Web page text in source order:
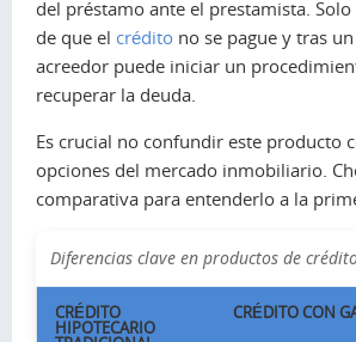
del préstamo ante el prestamista.
de que el crédito no se pague y tras
acreedor puede iniciar un
recuperar la deuda.
Es crucial no confundir este producto
opciones del mercado inmobiliario.
comparativa para entenderlo a la
Diferencias clave en productos de
CRÉDITO
HIPOTECARIO
CRÉDITO CON